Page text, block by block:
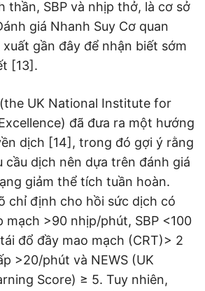
thần, SBP và nhịp thở, là cơ sở
giá Nhanh Suy Cơ quan
xuất gần đây để nhận biết sớm
[13].
UK National Institute for
đã đưa ra một hướng
dịch [14], trong đó gợi ý rằng
cầu dịch nên dựa trên đánh giá
giảm thể tích tuần hoàn.
chỉ định cho hồi sức dịch có
mạch >90 nhịp/phút, SBP <100
đổ đầy mao mạch (CRT)> 2
>20/phút và NEWS (UK
Score) ≥ 5. Tuy nhiên,